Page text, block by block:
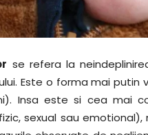
se refera la
Este o forma mai
Insa este si cea mai
sexual sau